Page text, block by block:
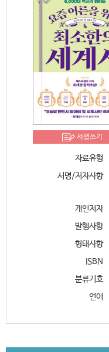
서평쓰기
자료유형
서명/저자사항
개인저자
발행사항
형태사항
ISBN
분류기호
언어